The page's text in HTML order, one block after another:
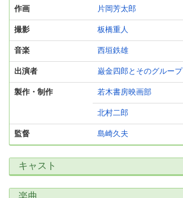
作画 片岡芳太郎
撮影 板橋重人
音楽 西垣鉄雄
出演者 巌金四郎とそのグループ
製作・制作 若木書房映画部
北村二郎
監督 島崎久夫
キャスト